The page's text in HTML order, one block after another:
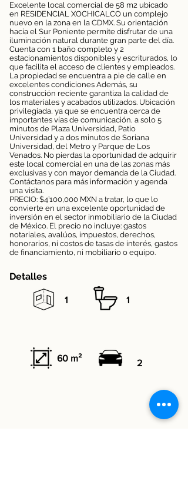
Excelente local comercial de 58 m2 ubicado
en RESIDENCIAL XOCHICALCO un complejo
nuevo en la zona en la CDMX. Su orientación
hacia el Sur Poniente permite disfrutar de una
iluminación natural durante gran parte del día.
Cuenta con 1 baño completo y 2
estacionamientos disponibles y escriturados, lo
que facilita el acceso de clientes y empleados.
La propiedad se encuentra a pie de calle en
excelentes condiciones Además, su
construcción reciente garantiza la calidad de
los materiales y acabados utilizados. Ubicación
privilegiada, ya que se encuentra cerca de
importantes vías de comunicación, a solo 5
minutos de Plaza Universidad, Patio
Universidad y a dos minutos de Soriana
Universidad, del Metro y Parque de Los
Venados. No pierdas la oportunidad de adquirir
este local comercial en una de las zonas más
exclusivas y con mayor demanda de la Ciudad.
Contáctanos para más información y agenda
una visita.
PRECIO: $4’100,000 MXN a tratar, lo que lo
convierte en una excelente oportunidad de
inversión en el sector inmobiliario de la Ciudad
de México. El precio no incluye: gastos
notariales, avalúos, impuestos, derechos,
honorarios, ni costos de tasas de interés, gastos
de financiamiento, ni mobiliario o equipo.
Detalles
1 1
60 m² 2